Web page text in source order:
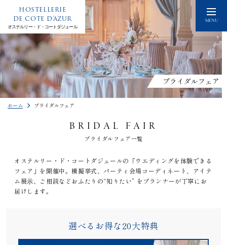
MENU
HOSTELLERIE
DE COTE D'AZUR
オステルリー・ド・コートダジュール
ブライダルフェア
ホーム ブライダルフェア
BRIDAL FAIR
ブライダルフェア一覧
オステルリー・ド・コートダジュールの「ウエディングを体験できる
フェア」を開催中。模擬挙式、パーティ会場コーディネート、アイテ
ム展⽰、ご相談などおふたりの“知りたい” をプランナーが丁寧にお
届けします。
選べるお得な20大特典